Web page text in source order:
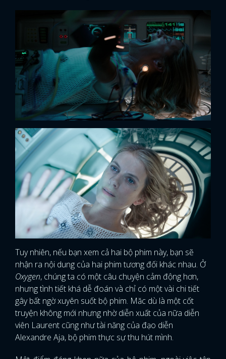
Tuy nhiên, nếu bạn xem cả hai bộ phim này, bạn sẽ
nhận ra nội dung của hai phim tương đối khác nhau. Ở
Oxygen, chúng ta có một câu chuyện cảm động hơn,
nhưng tình tiết khá dễ đoán và chỉ có một vài chi tiết
gây bất ngờ xuyên suốt bộ phim. Măc dù là một cốt
truyện không mới nhưng nhờ diễn xuất của nữa diễn
viên Laurent cũng như tài năng của đạo diễn
Alexandre Aja, bộ phim thực sự thu hút mình.